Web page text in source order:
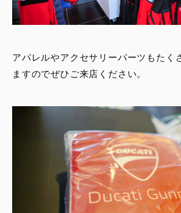
アパレルやアクセサリーパーツもたく
ますのでぜひご来店ください。